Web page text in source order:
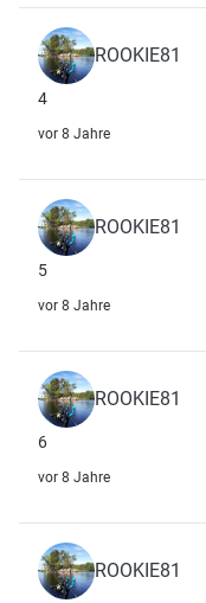
ROOKIE81
4
vor 8 Jahre
ROOKIE81
5
vor 8 Jahre
ROOKIE81
6
vor 8 Jahre
ROOKIE81